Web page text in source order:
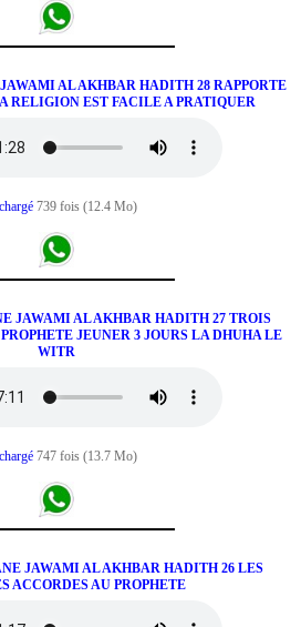
AL AKHBAR HADITH 28 RAPPORTE
RELIGION EST FACILE A PRATIQUER
739 fois (12.4 Mo)
JAWAMI AL AKHBAR HADITH 27 TROIS
JEUNER 3 JOURS LA DHUHA LE
WITR
747 fois (13.7 Mo)
JAWAMI AL AKHBAR HADITH 26 LES
ACCORDES AU PROPHETE